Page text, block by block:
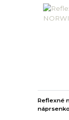
Reflexné